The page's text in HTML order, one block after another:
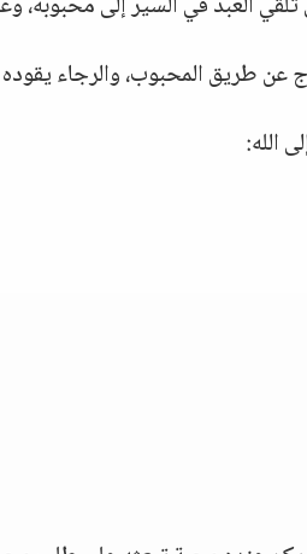
طريق المحبوب، والرجاء يقوده
الله: